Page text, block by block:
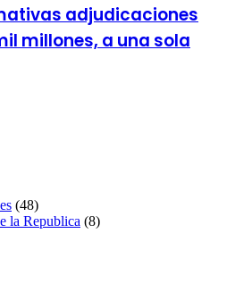
adjudicaciones
millones, a una sola
(48)
la Republica (8)